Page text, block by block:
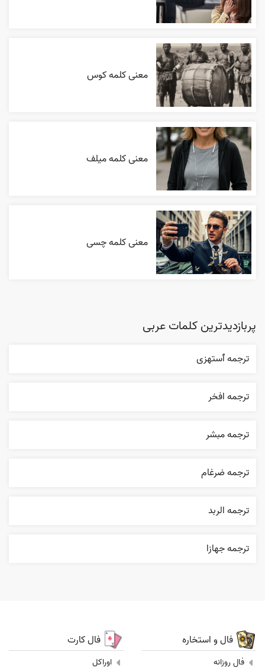
معنی کلمه کوس
معنی کلمه میلف
معنی کلمه چسی
پربازدیدترین کلمات عربی
ترجمه ٱستهزی
ترجمه افخر
ترجمه مبشر
ترجمه ضرغام
ترجمه الربد
ترجمه جهازا
فال و استخاره
فال روزانه
فال کارت
اوراکل